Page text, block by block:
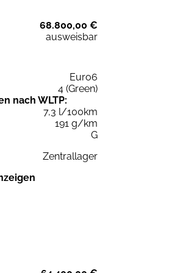
68.800,00 €
ausweisbar
Euro6
4 (Green)
nach WLTP:
7,3 l/100km
191 g/km
G
Zentrallager